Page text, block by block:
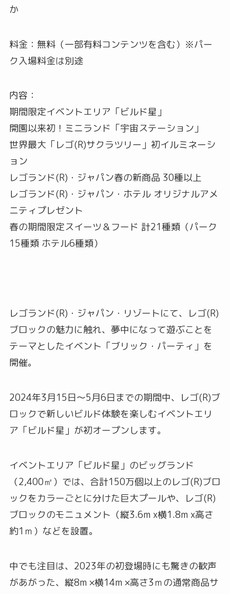
か
料金：無料（一部有料コンテンツを含む）※パー
ク入場料金は別途
内容：
期間限定イベントエリア「ビルド星」
開園以来初！ミニランド「宇宙ステーション」
世界最大「レゴ(R)サクラツリー」初イルミネーシ
ョン
レゴランド(R)・ジャパン春の新商品 30種以上
レゴランド(R)・ジャパン・ホテル オリジナルアメ
ニティプレゼント
春の期間限定スイーツ＆フード 計21種類（パーク
15種類 ホテル6種類）
レゴランド(R)・ジャパン・リゾートにて、レゴ(R)
ブロックの魅力に触れ、夢中になって遊ぶことを
テーマとしたイベント「ブリック・パーティ」を
開催。
2024年3月15日〜5月6日までの期間中、レゴ(R)ブ
ロックで新しいビルド体験を楽しむイベントエリ
ア「ビルド星」が初オープンします。
イベントエリア「ビルド星」のビッグランド
（2,400㎡）では、合計150万個以上のレゴ(R)ブロ
ックをカラーごとに分けた巨大プールや、レゴ(R)
ブロックのモニュメント（縦3.6m x横1.8m x高さ
約1ｍ）などを設置。
中でも注目は、2023年の初登場時にも驚きの歓声
があがった、縦8m ×横14m ×高さ3ｍの通常商品サ